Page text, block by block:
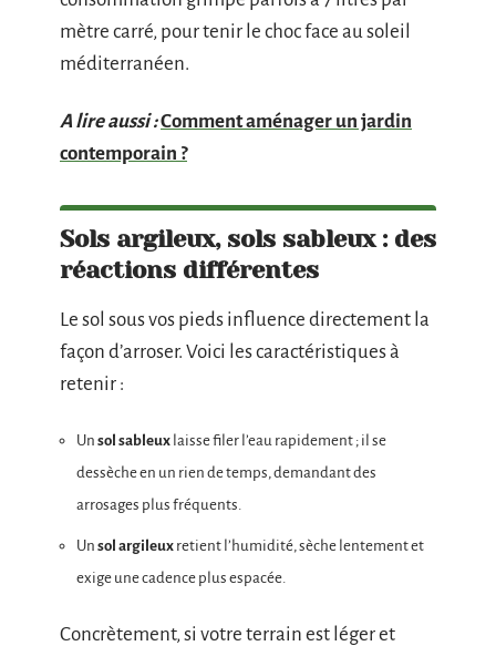
mètre carré, pour tenir le choc face au soleil
méditerranéen.
A lire aussi :Comment aménager un jardin
contemporain ?
Sols argileux, sols sableux : des
réactions différentes
Le sol sous vos pieds influence directement la
façon d’arroser. Voici les caractéristiques à
retenir :
Un sol sableux laisse filer l’eau rapidement ; il se
dessèche en un rien de temps, demandant des
arrosages plus fréquents.
Un sol argileux retient l’humidité, sèche lentement et
exige une cadence plus espacée.
Concrètement, si votre terrain est léger et